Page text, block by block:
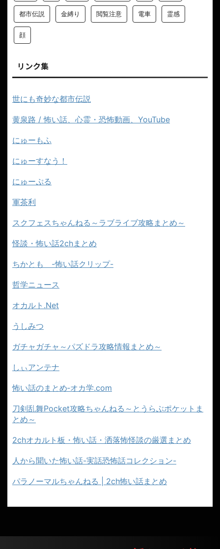
都市伝説 金縛り 閲覧注意 電車 霊感
顔
リンク集
世にも奇妙な都市伝説
黄泉路 / 怖い話、心霊・恐怖動画、YouTube
にゅーもふ
にゅーすなう！
にゅーぷる
軍茶利
スクフェスちゃんねる～ラブライブ攻略まとめ～
怪談・怖い話2chまとめ
ちかとも -怖い話クリップ-
哲学ニュース
オカルト.Net
うしみつ
ガチャガチャ～パズドラ攻略情報まとめ～
しぃアンテナ
怖い話のまとめ‐オカ学.com
刀剣乱舞Pocket攻略ちゃんねる～とうらぶポケットま
とめ～
2chオカルト板・怖い話・洒落怖怪談の厳選まとめ
人から聞いた怖い話-実話恐怖話コレクション-
パラノーマルちゃんねる | 2ch怖い話まとめ